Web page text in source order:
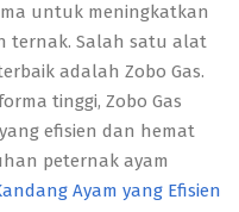
untuk meningkatkan
ternak. Salah satu alat
adalah Zobo Gas.
tinggi, Zobo Gas
efisien dan hemat
peternak ayam
Ayam yang Efisien